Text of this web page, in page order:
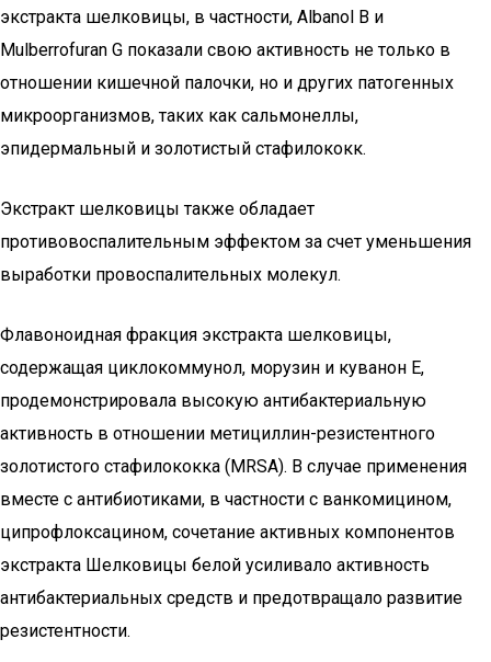
экстракта шелковицы, в частности, Albanol B и
Mulberrofuran G показали свою активность не только в
отношении кишечной палочки, но и других патогенных
микроорганизмов, таких как сальмонеллы,
эпидермальный и золотистый стафилококк.
Экстракт шелковицы также обладает
противовоспалительным эффектом за счет уменьшения
выработки провоспалительных молекул.
Флавоноидная фракция экстракта шелковицы,
содержащая циклокоммунол, морузин и куванон Е,
продемонстрировала высокую антибактериальную
активность в отношении метициллин-резистентного
золотистого стафилококка (MRSA). В случае применения
вместе с антибиотиками, в частности с ванкомицином,
ципрофлоксацином, сочетание активных компонентов
экстракта Шелковицы белой усиливало активность
антибактериальных средств и предотвращало развитие
резистентности.